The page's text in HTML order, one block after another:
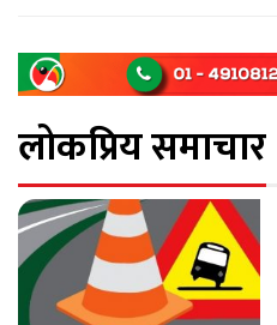
पश्चिम राजमार्ग अवरुद्ध [...]
लोकप्रिय समाचार